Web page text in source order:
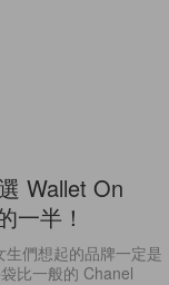
Wallet On
一半！
們想起的品牌一定是
比一般的 Chanel